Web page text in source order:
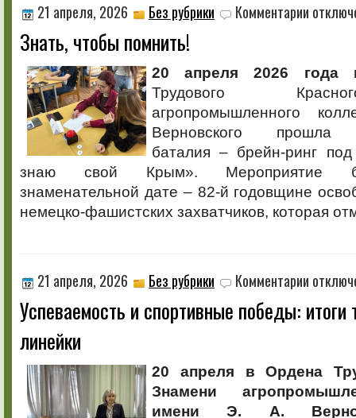
21 апреля, 2026 Без рубрики Комментарии записи
Знать, чтобы помнить!
20 апреля 2026 годав
Трудового
агропромышленного
Верновского прошла
баталия – брейн-ринг
знаю свой Крым». Мероприятие
знаменательной дате – 82-й годовщине
немецко-фашистских захватчиков, которая
21 апреля, 2026 Без рубрики Комментарии записи
и
линейки
Успеваемость и спортивные победы: итоги
линейки
20 апреля в Ордена
Знамени
имени Э. А.